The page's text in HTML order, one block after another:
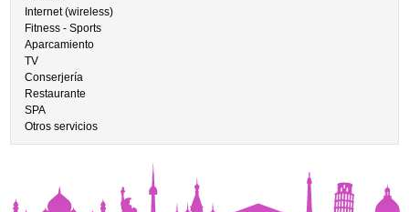
Internet (wireless)
Fitness - Sports
Aparcamiento
TV
Conserjería
Restaurante
SPA
Otros servicios